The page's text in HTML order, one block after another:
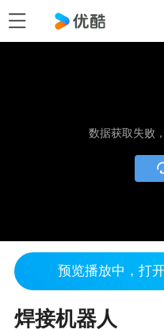
数据获取失败
预览播放中，打
焊接机器人